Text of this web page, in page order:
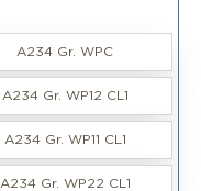
A234 Gr. WPC
A234 Gr. WP12 CL1
A234 Gr. WP11 CL1
A234 Gr. WP22 CL1